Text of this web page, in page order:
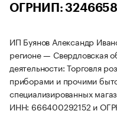
ОГРНИП:
ИП Буянов Александр
регионе — Свердловская
деятельности: Торговля
приборами и прочими
специализированных
ИНН: 666400292152 и